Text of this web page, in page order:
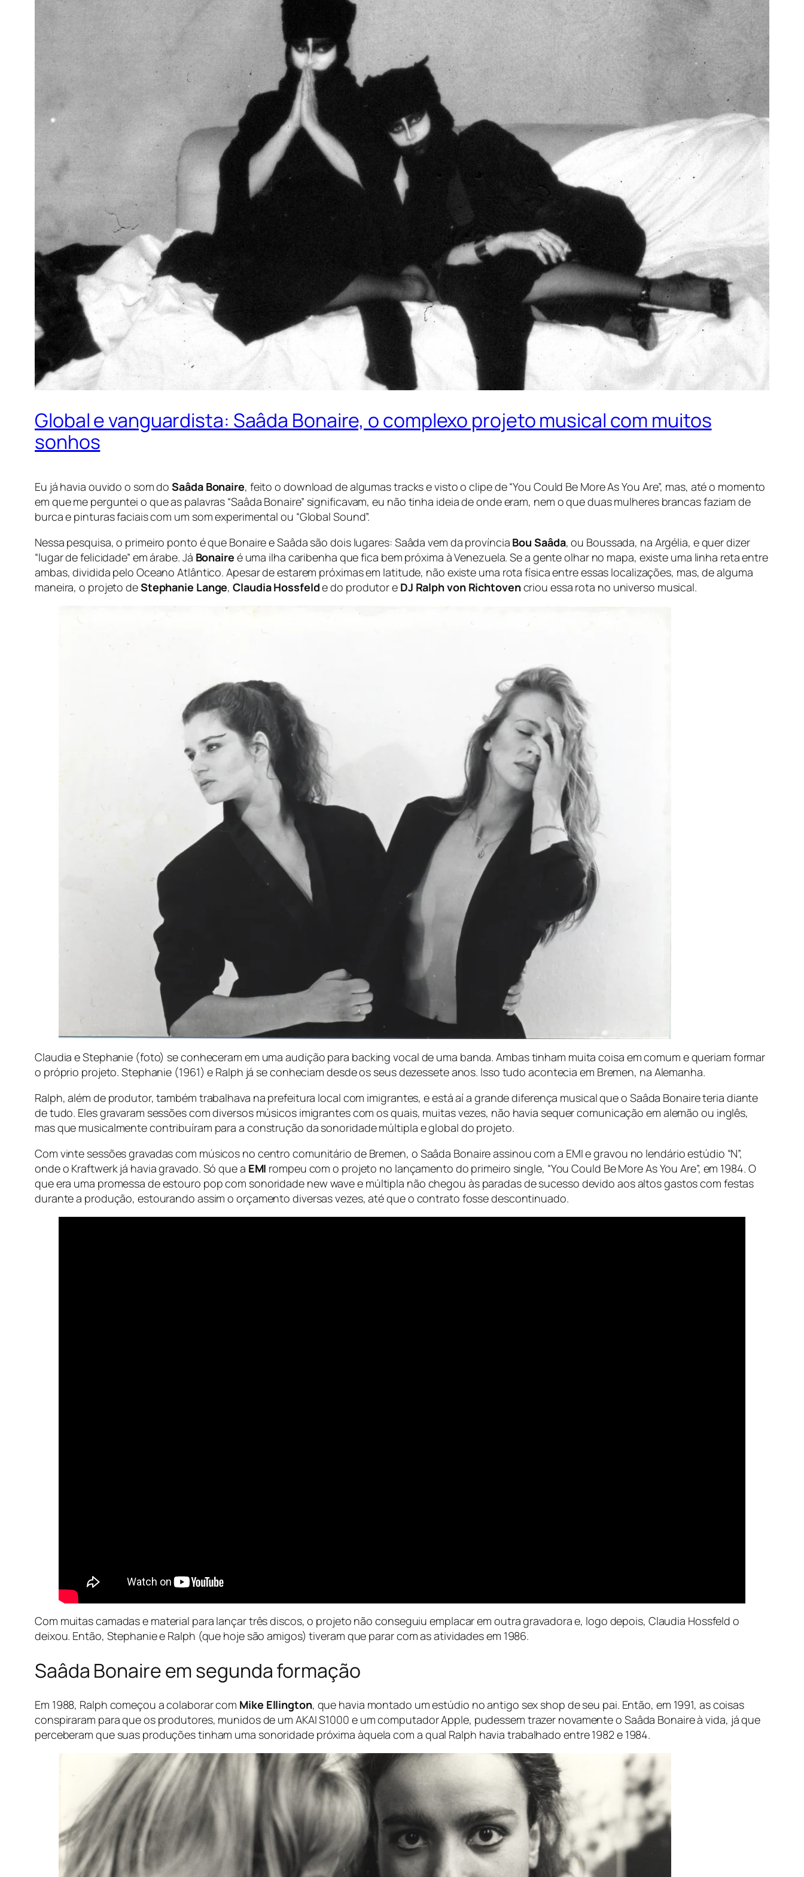
Global e vanguardista: Saâda Bonaire, o complexo projeto musical com muitos
sonhos
Eu já havia ouvido o som do Saâda Bonaire, feito o download de algumastrackse visto o clipe de “You Could Be More As You Are”, mas, até o momento
em que me perguntei o que as palavras “Saâda Bonaire” significavam, eu não tinha ideia de onde eram, nem o que duas mulheres brancas faziam de
burca e pinturas faciais com um som experimental ou “Global Sound”.
Nessa pesquisa, o primeiro ponto é que Bonaire e Saâda são dois lugares: Saâda vem da província Bou Saâda, ou Boussada, na Argélia, e quer dizer
“lugar de felicidade” em árabe. Já Bonaire é uma ilha caribenha que fica bem próxima à Venezuela. Se a gente olhar no mapa, existe uma linha reta entre
ambas, dividida pelo Oceano Atlântico. Apesar de estarem próximas em latitude, não existe uma rota física entre essas localizações, mas, de alguma
maneira, o projeto deStephanie Lange,Claudia Hossfelde do produtor e DJ Ralph von Richtovencriou essa rota no universo musical.
Claudia e Stephanie (foto) se conheceram em uma audição para backing vocal de uma banda. Ambas tinham muita coisa em comum e queriam formar
o próprio projeto. Stephanie (1961) e Ralph já se conheciam desde os seus dezessete anos. Isso tudo acontecia em Bremen, na Alemanha.
Ralph, além de produtor, também trabalhava na prefeitura local com imigrantes, e está aí a grande diferença musical que o Saâda Bonaire teria diante
de tudo. Eles gravaram sessões com diversos músicos imigrantes com os quais, muitas vezes, não havia sequer comunicação em alemão ou inglês,
mas que musicalmente contribuíram para a construção da sonoridade múltipla e global do projeto.
Com vinte sessões gravadas com músicos no centro comunitário de Bremen, o Saâda Bonaire assinou com a EMI e gravou no lendário estúdio “N”,
onde o Kraftwerk já havia gravado. Só que a EMI rompeu com o projeto no lançamento do primeiro single, “You Could Be More As You Are”, em 1984. O
que era uma promessa de estouro pop com sonoridade new wavee múltipla não chegou às paradas de sucesso devido aos altos gastos com festas
durante a produção, estourando assim o orçamento diversas vezes, até que o contrato fosse descontinuado.
Com muitas camadas e material para lançar três discos, o projeto não conseguiu emplacar em outra gravadora e, logo depois, Claudia Hossfeld o
deixou. Então, Stephanie e Ralph (que hoje são amigos) tiveram que parar com as atividades em 1986.
Saâda Bonaire em segunda formação
Em 1988, Ralph começou a colaborar com Mike Ellington, que havia montado um estúdio no antigo sex shop de seu pai. Então, em 1991, as coisas
conspiraram para que os produtores, munidos de um AKAI S1000 e um computador Apple, pudessem trazer novamente o Saâda Bonaire à vida, já que
perceberam que suas produções tinham uma sonoridade próxima àquela com a qual Ralph havia trabalhado entre 1982 e 1984.